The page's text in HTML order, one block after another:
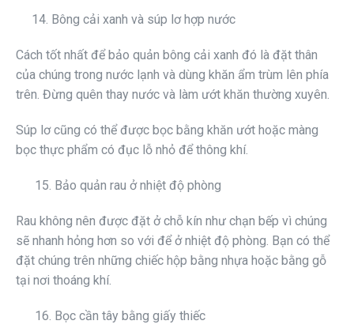
14. Bông cải xanh và súp lơ hợp nước
Cách tốt nhất để bảo quản bông cải xanh đó là đặt thân
của chúng trong nước lạnh và dùng khăn ẩm trùm lên phía
trên. Đừng quên thay nước và làm ướt khăn thường xuyên.
Súp lơ cũng có thể được bọc bằng khăn ướt hoặc màng
bọc thực phẩm có đục lỗ nhỏ để thông khí.
15. Bảo quản rau ở nhiệt độ phòng
Rau không nên được đặt ở chỗ kín như chạn bếp vì chúng
sẽ nhanh hỏng hơn so với để ở nhiệt độ phòng. Bạn có thể
đặt chúng trên những chiếc hộp bằng nhựa hoặc bằng gỗ
tại nơi thoáng khí.
16. Bọc cần tây bằng giấy thiếc